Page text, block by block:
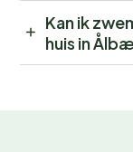
Kan ik
huis in